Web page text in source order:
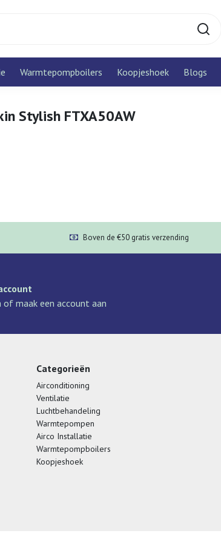
Warmtepompboilers Koopjeshoek Blogs
Stylish FTXA50AW
Boven de €50 gratis verzending
of maak een account aan
Categorieën
Airconditioning
Ventilatie
Luchtbehandeling
Warmtepompen
Airco Installatie
Warmtepompboilers
Koopjeshoek